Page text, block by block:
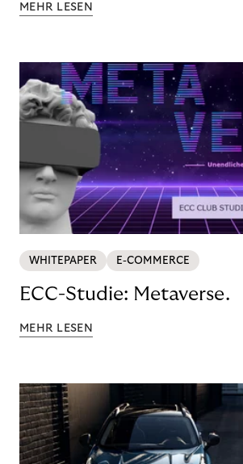
MEHR LESEN
WHITEPAPER E-COMMERCE
ECC-Studie: Metaverse.
MEHR LESEN